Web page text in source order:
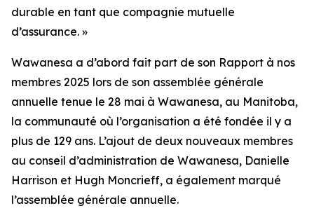
durable en tant que compagnie mutuelle
d’assurance. »
Wawanesa a d’abord fait part de son Rapport à nos
membres 2025 lors de son assemblée générale
annuelle tenue le 28 mai à Wawanesa, au Manitoba,
la communauté où l’organisation a été fondée il y a
plus de 129 ans. L’ajout de deux nouveaux membres
au conseil d’administration de Wawanesa, Danielle
Harrison et Hugh Moncrieff, a également marqué
l’assemblée générale annuelle.